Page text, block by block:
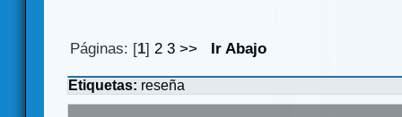
Páginas: [1]2 3 >> Ir Abajo
Etiquetas: reseña